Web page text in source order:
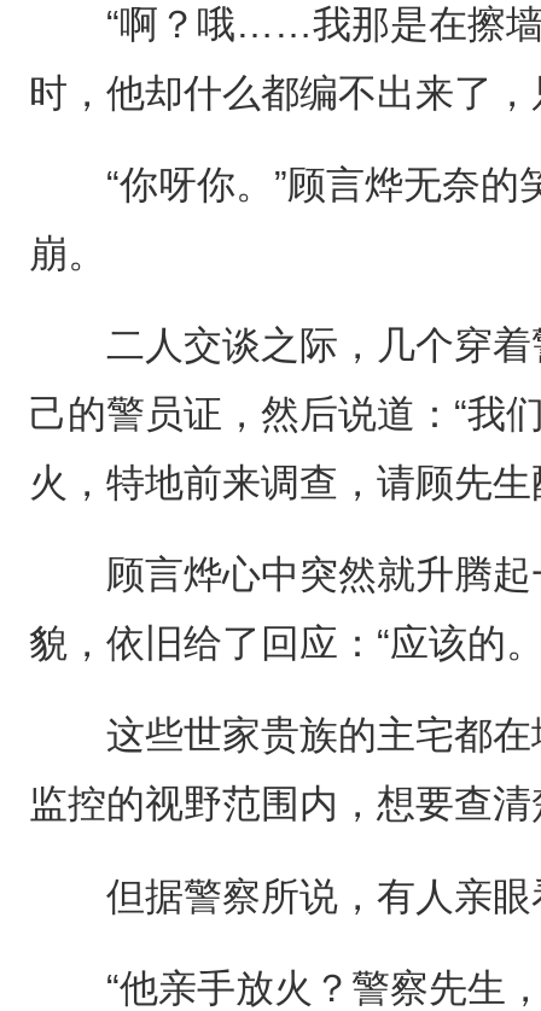
“啊？哦……我那是在擦墙
时，他却什么都编不出来了
“你呀你。”顾言烨无奈的
崩。
二人交谈之际，几个穿着
己的警员证，然后说道：“我
火，特地前来调查，请顾先生
顾言烨心中突然就升腾起
貌，依旧给了回应：“应该的
这些世家贵族的主宅都在
监控的视野范围内，想要查
但据警察所说，有人亲眼
“他亲手放火？警察先生，